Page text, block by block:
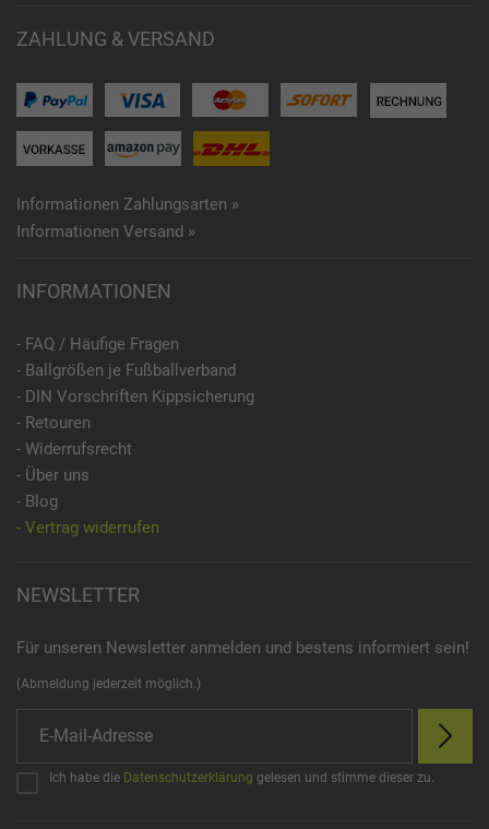
ZAHLUNG & VERSAND
Informationen Zahlungsarten »
Informationen Versand »
INFORMATIONEN
- FAQ / Häufige Fragen
- Ballgrößen je Fußballverband
- DIN Vorschriften Kippsicherung
- Retouren
- Widerrufsrecht
- Über uns
- Blog
- Vertrag widerrufen
NEWSLETTER
Für unseren Newsletter anmelden und bestens informiert sein!
(Abmeldung jederzeit möglich.)
Ich habe die Datenschutzerklärung gelesen und stimme dieser zu.